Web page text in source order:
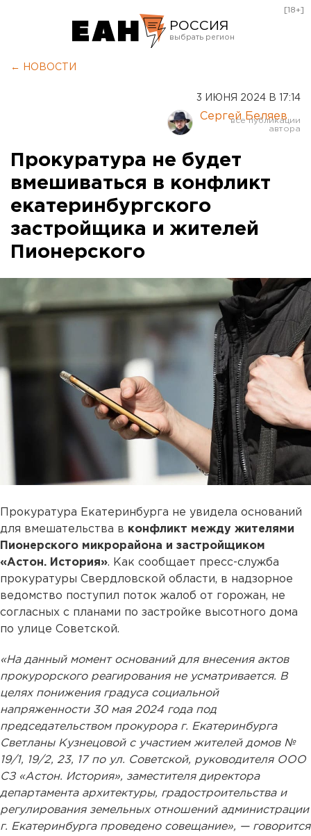
РОССИЯ
Курган
Оренбург
[18+]
← НОВОСТИ
3 ИЮНЯ 2024 В 17:14
Сергей Беляев
Прокуратура не будет
вмешиваться в конфликт
екатеринбургского
застройщика и жителей
Пионерского
Прокуратура Екатеринбурга не увидела оснований
для вмешательства в конфликт между жителями
Пионерского микрорайона и застройщиком
«Астон. История». Как сообщает пресс-служба
прокуратуры Свердловской области, в надзорное
ведомство поступил поток жалоб от горожан, не
согласных с планами по застройке высотного дома
по улице Советской.
«На данный момент оснований для внесения актов
прокурорского реагирования не усматривается. В
целях понижения градуса социальной
напряженности 30 мая 2024 года под
председательством прокурора г. Екатеринбурга
Светланы Кузнецовой с участием жителей домов №
19/1, 19/2, 23, 17 по ул. Советской, руководителя ООО
СЗ «Астон. История», заместителя директора
департамента архитектуры, градостроительства и
регулирования земельных отношений администрации
г. Екатеринбурга проведено совещание», — говорится